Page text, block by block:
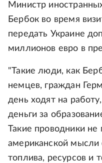
Министр
Бербок во время
передать Украине
миллионов евро в
"Такие люди, как
немцев, граждан
день ходят на
деньги за
Такие проводники не
американской
топлива, ресурсов и